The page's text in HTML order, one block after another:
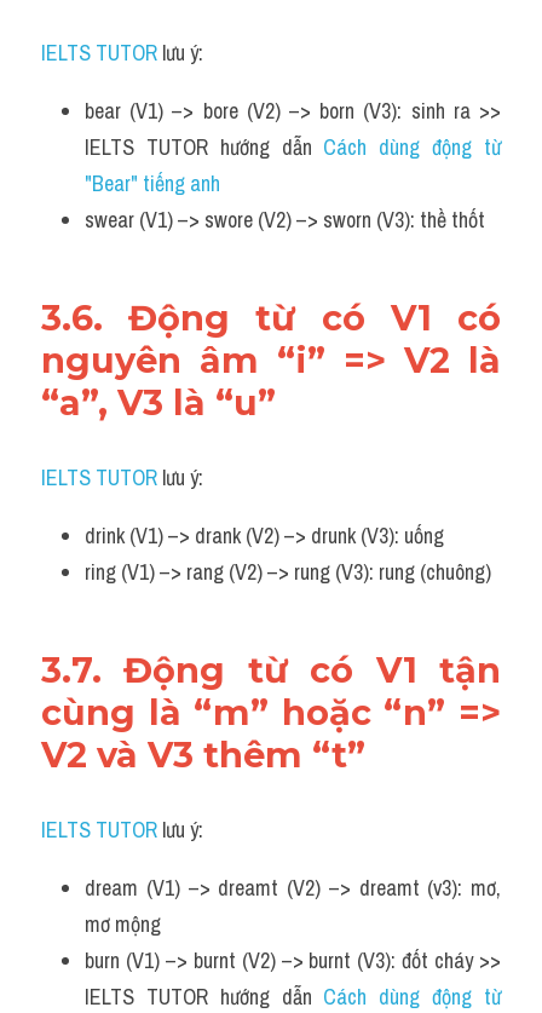
IELTS TUTOR lưu ý:
bear (V1) –> bore (V2) –> born (V3): sinh ra >>
IELTS TUTOR hướng dẫn Cách dùng động từ
"Bear" tiếng anh
swear (V1) –> swore (V2) –> sworn (V3): thề thốt
3.6. Động từ có V1 có
nguyên âm “i” => V2 là
“a”, V3 là “u”
IELTS TUTOR lưu ý:
drink (V1) –> drank (V2) –> drunk (V3): uống
ring (V1) –> rang (V2) –> rung (V3): rung (chuông)
3.7. Động từ có V1 tận
cùng là “m” hoặc “n” =>
V2 và V3 thêm “t”
IELTS TUTOR lưu ý:
dream (V1) –> dreamt (V2) –> dreamt (v3): mơ,
mơ mộng
burn (V1) –> burnt (V2) –> burnt (V3): đốt cháy >>
IELTS TUTOR hướng dẫn Cách dùng động từ